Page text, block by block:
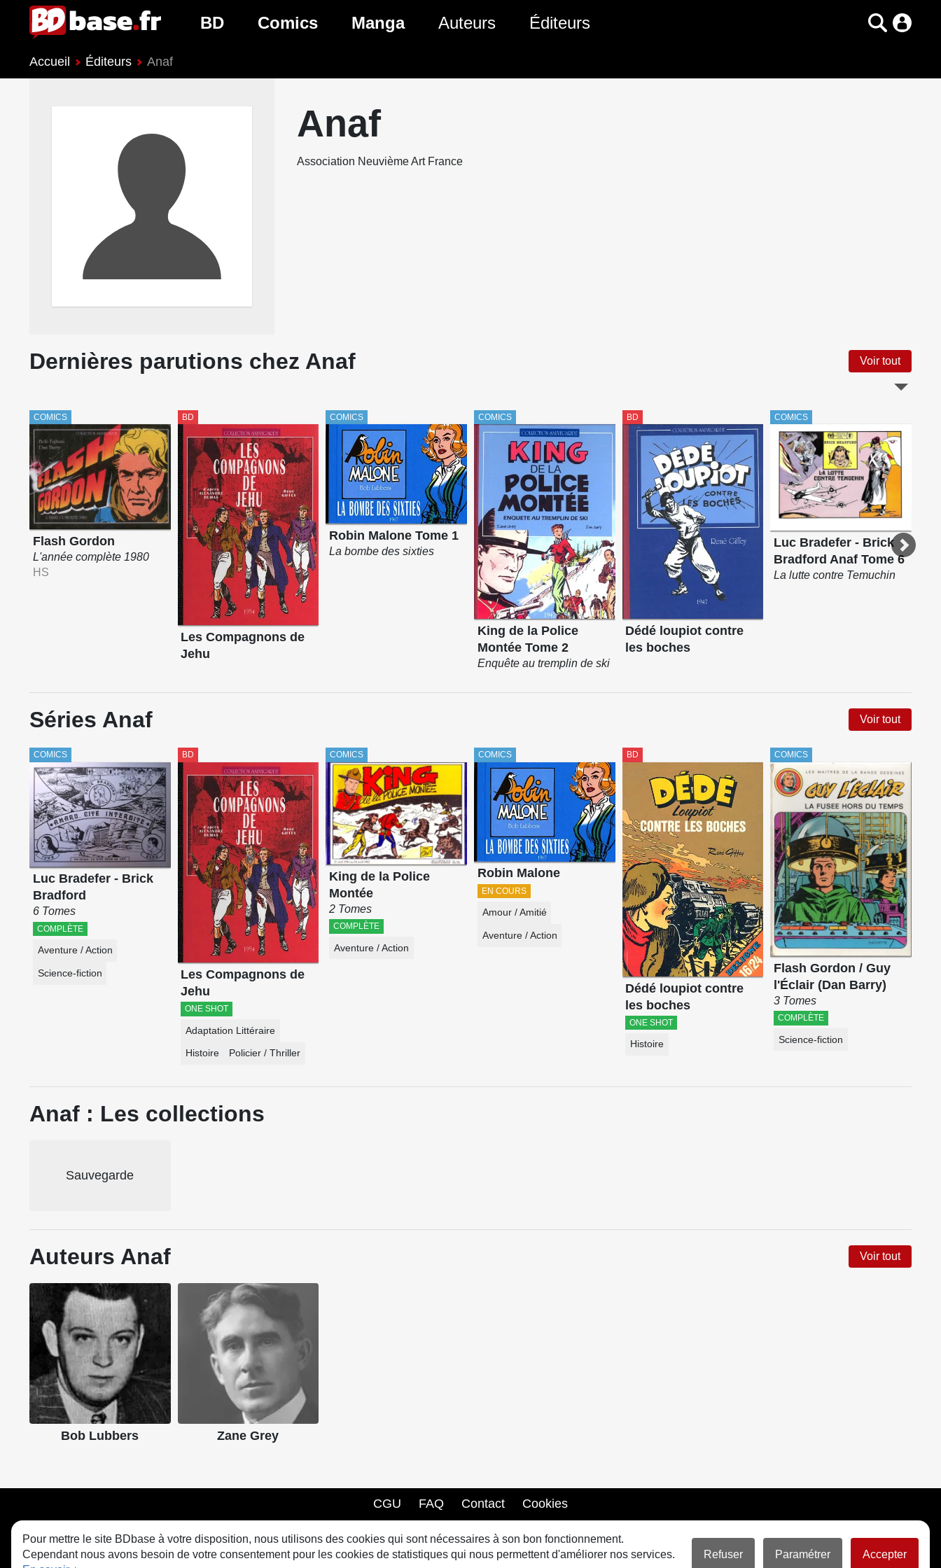
BD Comics
Genres Comics
Manga
Genres Manga
Auteurs Éditeurs
Accueil Éditeurs Anaf
Anaf
Association Neuvième Art France
Dernières parutions chez Anaf Voir tout
COMICS
Flash Gordon
L'année complète 1980
HS
BD
Les Compagnons de
Jehu
COMICS
Robin Malone Tome 1
La bombe des sixties
COMICS
King de la Police
Montée Tome 2
Enquête au tremplin de ski
BD
Dédé loupiot contre
les boches
COMICS
Luc Bradefer - Brick
Bradford Anaf Tome 6
La lutte contre Temuchin
Séries Anaf Voir tout
COMICS
Luc Bradefer - Brick
Bradford
6 Tomes
COMPLÈTE
Aventure / Action
Science-fiction
BD
Les Compagnons de
Jehu
ONE SHOT
Adaptation Littéraire
Histoire Policier / Thriller
COMICS
King de la Police
Montée
2 Tomes
COMPLÈTE
Aventure / Action
COMICS
Robin Malone
EN COURS
Amour / Amitié
Aventure / Action
BD
Dédé loupiot contre
les boches
ONE SHOT
Histoire
COMICS
Flash Gordon / Guy
l'Éclair (Dan Barry)
3 Tomes
COMPLÈTE
Science-fiction
Anaf : Les collections
Sauvegarde
Auteurs Anaf Voir tout
Bob Lubbers Zane Grey
CGU FAQ Contact Cookies
Pour mettre le site BDbase à votre disposition, nous utilisons des cookies qui sont nécessaires à son bon fonctionnement.
Cependant nous avons besoin de votre consentement pour les cookies de statistiques qui nous permettent d'améliorer nos services.
Refuser Paramétrer Accepter